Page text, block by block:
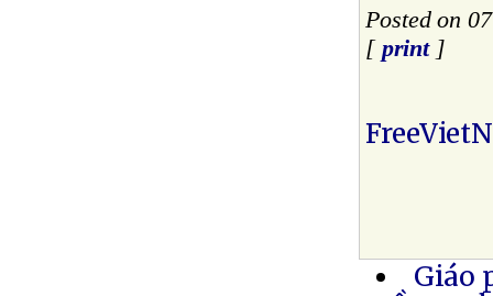
Posted on
[ print]
Giáo